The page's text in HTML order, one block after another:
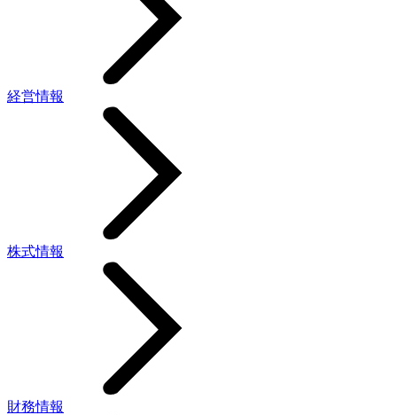
経営情報
株式情報
財務情報